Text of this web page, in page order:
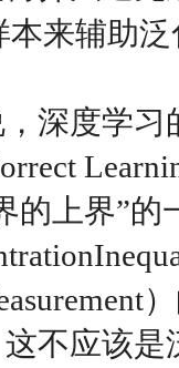
本来辅助
深度学习
的上界”
不应该